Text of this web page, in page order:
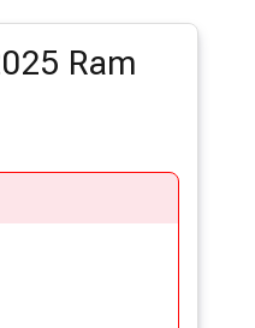
Ram